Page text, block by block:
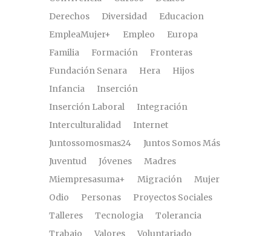
Derechos
Diversidad
Educacion
EmpleaMujer+
Empleo
Europa
Familia
Formación
Fronteras
Fundación Senara
Hera
Hijos
Infancia
Inserción
Inserción Laboral
Integración
Interculturalidad
Internet
Juntossomosmas24
Juntos Somos Más
Juventud
Jóvenes
Madres
Miempresasuma+
Migración
Mujer
Odio
Personas
Proyectos Sociales
Talleres
Tecnologia
Tolerancia
Trabajo
Valores
Voluntariado